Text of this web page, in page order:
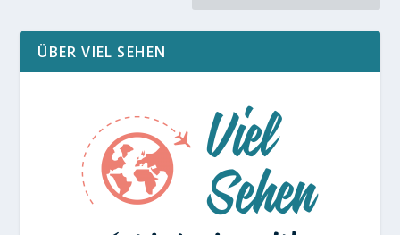
ÜBER VIEL SEHEN